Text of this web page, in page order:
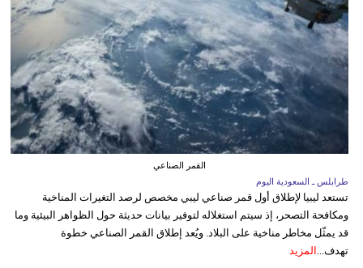
القمر الصناعي
طرابلس ـ السعودية اليوم
تستعد ليبيا لإطلاق أول قمر صناعي ليبي مخصص لرصد التغيرات المناخية
ومكافحة التصحر، إذ سيتم استغلاله لتوفير بيانات حديثة حول الظواهر البيئية وما
قد يمثّل مخاطر مناخية على البلاد. ويُعد إطلاق القمر الصناعي خطوة
تهدف... المزيد